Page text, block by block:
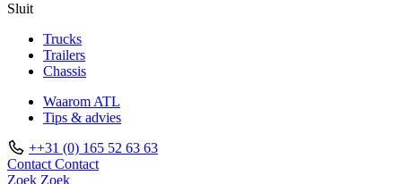
Sluit
Trucks
Trailers
Chassis
Waarom ATL
Tips & advies
++31 (0) 165 52 63 63
Contact Contact
Zoek Zoek